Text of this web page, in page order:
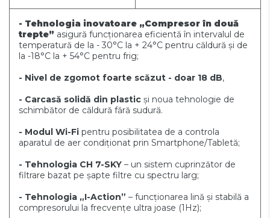
- Tehnologia inovatoare „Compresor în două
trepte” asigură funcționarea eficientă în intervalul de
temperatură de la - 30°C la + 24°C pentru căldură și de
la -18°C la + 54°C pentru frig;
- Nivel de zgomot foarte scăzut - doar 18 dB,
- Сarcasă solidă din plastic și noua tehnologie de
schimbător de căldură fără sudură.
- Modul Wi-Fi pentru posibilitatea de a controla
aparatul de aer condiționat prin Smartphone/Tabletă;
- Tehnologia CH 7-SKY – un sistem cuprinzător de
filtrare bazat pe șapte filtre cu spectru larg;
- Tehnologia „I-Action” – funcționarea lină și stabilă a
compresorului la frecvențe ultra joase (1Hz);